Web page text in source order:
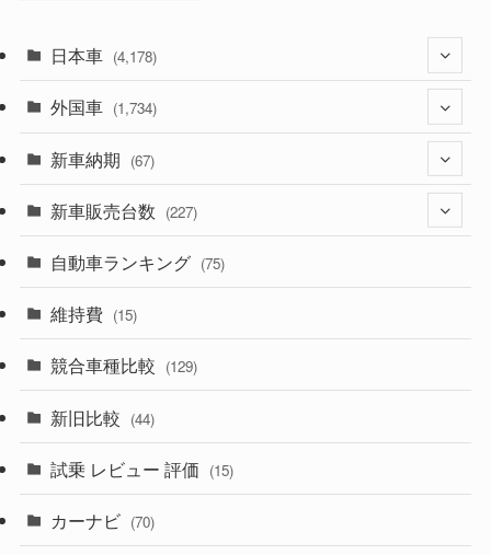
日本車 (4,178)
(1,323)
(330)
(357)
(329)
(194)
(230)
(253)
外国車 (1,734)
(242)
(85)
(84)
(14)
(222)
(50)
(58)
新車納期 (67)
(28)
(8)
(3)
(3)
(5)
(1)
新車販売台数 (227)
(21)
(5)
(7)
(5)
自動車ランキング (75)
維持費 (15)
競合車種比較 (129)
新旧比較 (44)
試乗 レビュー 評価 (15)
カーナビ (70)